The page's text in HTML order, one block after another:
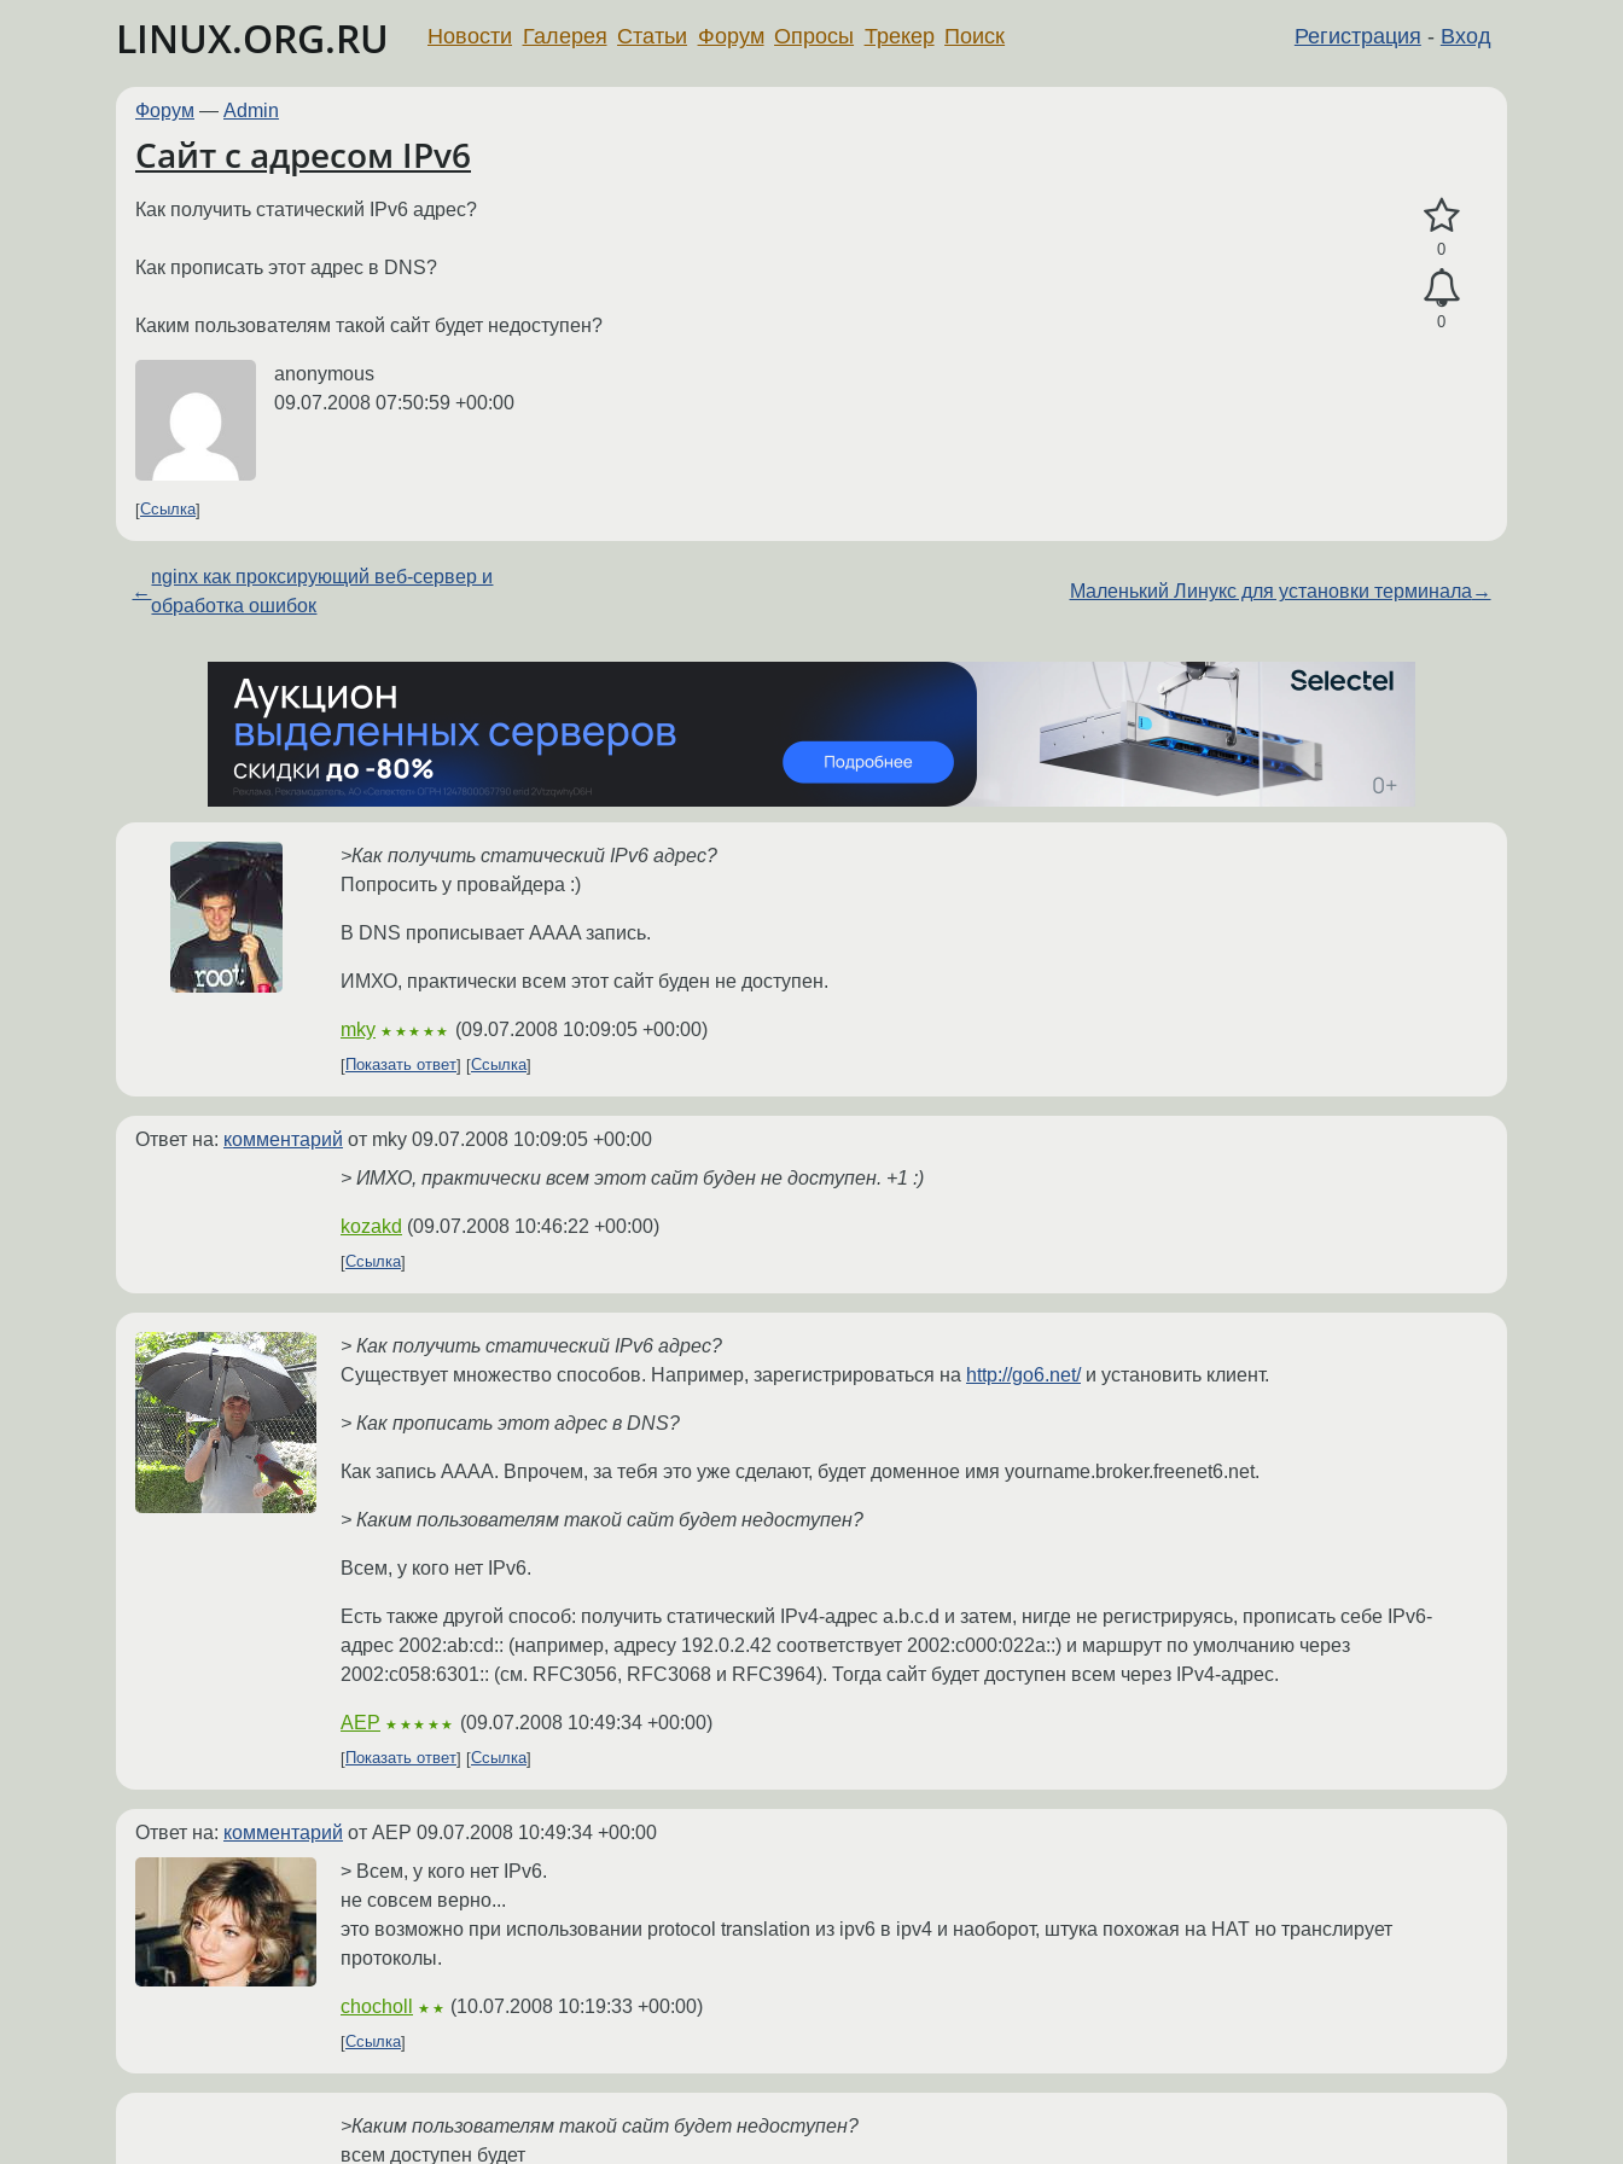
LINUX.ORG.RU Регистрация - Вход
Новости Галерея Статьи Форум Опросы Трекер Поиск
Форум — Admin
Сайт с адресом IPv6
0
0
Как получить статический IPv6 адрес?
Как прописать этот адрес в DNS?
Каким пользователям такой сайт будет недоступен?
anonymous
09.07.2008 07:50:59 +00:00
Ссылка
←
nginx как проксирующий веб-сервер и
обработка ошибок
Маленький Линукс для установки терминала →
>Как получить статический IPv6 адрес?
Попросить у провайдера :)
В DNS прописывает AAAA запись.
ИМХО, практически всем этот сайт буден не доступен.
mky ★★★★★ (09.07.2008 10:09:05 +00:00)
Показать ответ Ссылка
Ответ на: комментарий от mky 09.07.2008 10:09:05 +00:00
> ИМХО, практически всем этот сайт буден не доступен. +1 :)
kozakd (09.07.2008 10:46:22 +00:00)
Ссылка
> Как получить статический IPv6 адрес?
Существует множество способов. Например, зарегистрироваться на http://go6.net/и установить клиент.
> Как прописать этот адрес в DNS?
Как запись AAAA. Впрочем, за тебя это уже сделают, будет доменное имя yourname.broker.freenet6.net.
> Каким пользователям такой сайт будет недоступен?
Всем, у кого нет IPv6.
Есть также другой способ: получить статический IPv4-адрес a.b.c.d и затем, нигде не регистрируясь, прописать себе IPv6-
адрес 2002:ab:cd:: (например, адресу 192.0.2.42 соответствует 2002:c000:022a::) и маршрут по умолчанию через
2002:c058:6301:: (см. RFC3056, RFC3068 и RFC3964). Тогда сайт будет доступен всем через IPv4-адрес.
AEP ★★★★★ (09.07.2008 10:49:34 +00:00)
Показать ответ Ссылка
Ответ на: комментарий от AEP 09.07.2008 10:49:34 +00:00
> Всем, у кого нет IPv6.
не совсем верно...
это возможно при использовании protocol translation из ipv6 в ipv4 и наоборот, штука похожая на НАТ но транслирует
протоколы.
chocholl ★★ (10.07.2008 10:19:33 +00:00)
Ссылка
>Каким пользователям такой сайт будет недоступен?
всем доступен будет